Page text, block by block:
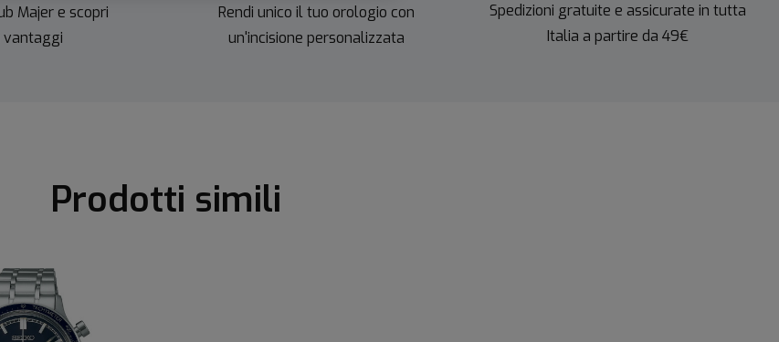
Majer e scopri
Rendi unico il tuo orologio con
un'incisione personalizzata
Spedizioni gratuite e assicurate in tutta
Italia a partire da 49€
Prodotti simili